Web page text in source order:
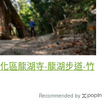
區龍湖寺-龍湖步道-竹
Recommended by